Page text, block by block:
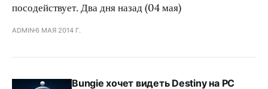
посодействует. Два дня назад (04 мая)
ADMIN6 МАЯ 2014 Г.
Bungie хочет видеть Destiny на PC